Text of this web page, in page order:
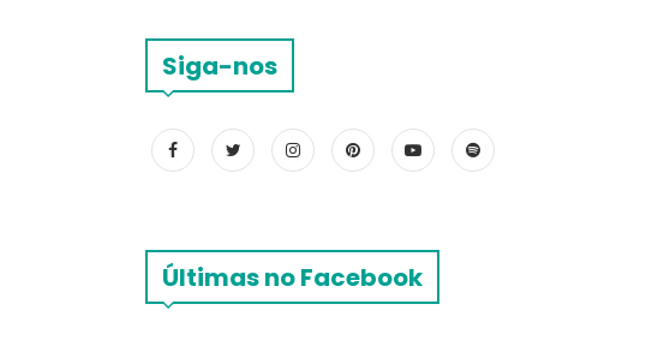
Siga-nos
Últimas no Facebook